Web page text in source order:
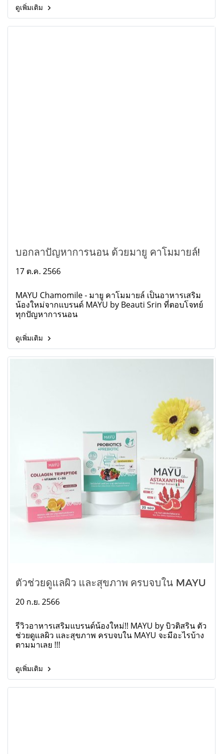
ดูเพิ่มเติม
บอกลาปัญหาการนอน ด้วยมายู คาโมมายล์!
17 ต.ค. 2566
MAYU Chamomile - มายู คาโมมายล์ เป็นอาหารเสริม
น้องใหม่จากแบรนด์ MAYU by Beauti Srin ที่ตอบโจทย์
ทุกปัญหาการนอน
ดูเพิ่มเติม
ตัวช่วยดูแลผิว และสุขภาพ ครบจบใน MAYU
20 ก.ย. 2566
รีวิวอาหารเสริมแบรนด์น้องใหม่!! MAYU by บิวติสริน ตัว
ช่วยดูแลผิว และสุขภาพ ครบจบใน MAYU จะมีอะไรบ้าง
ตามมาเลย !!!
ดูเพิ่มเติม